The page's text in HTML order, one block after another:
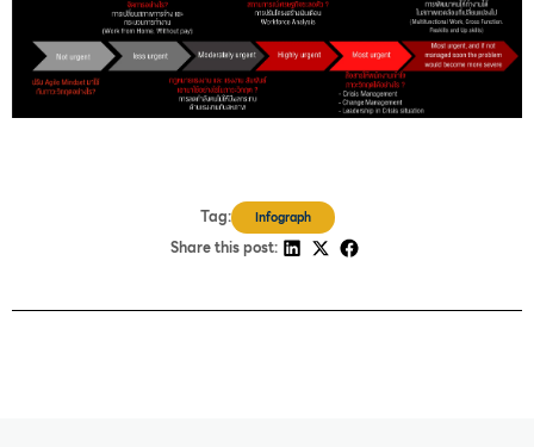
Tag: Infograph
Share this post: